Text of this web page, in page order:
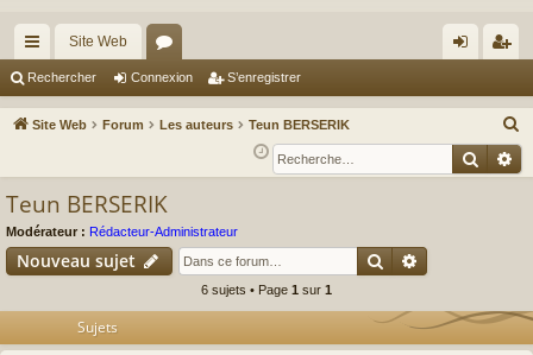
cc
ès
Site Web
or
u ne
xi
nr
eg
Rechercher Connexion S’enregistrer
Site Web Forum Les auteurs Teun BERSERIK
e
c
Teun BERSERIK
Modérateur : Rédacteur-Administrateur
Nouveau sujet Rechercher
6 sujets • Page 1 sur 1
Sujets